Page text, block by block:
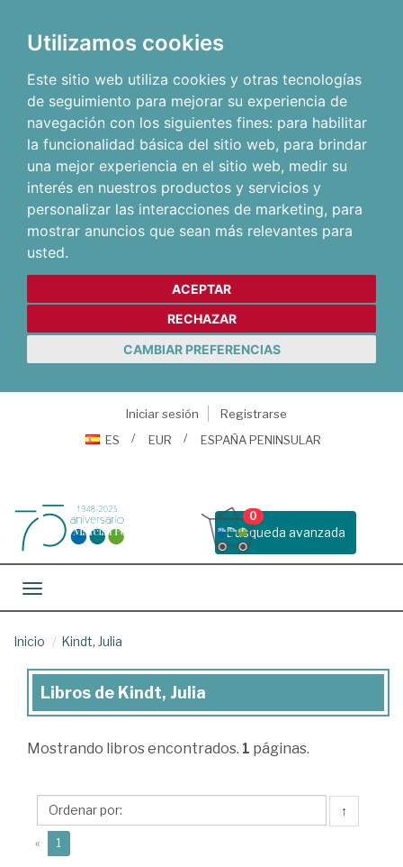
Utilizamos cookies
Este sitio web utiliza cookies y otras tecnologías
de seguimiento para mejorar su experiencia de
navegación con los siguientes fines: para habilitar
la funcionalidad básica del sitio web, para brindar
una mejor experiencia en el sitio web, medir su
interés en nuestros productos y servicios y
personalizar las interacciones de marketing, para
mostrar anuncios que sean más relevantes para
usted.
ACEPTAR
RECHAZAR
CAMBIAR PREFERENCIAS
Iniciar sesión
Registrarse
ES
EUR ESPAÑA PENINSULAR
Busqueda avanzada
0
Toggle navigation
Inicio Kindt, Julia
Libros
Kindt,
Libros de Kindt, Julia
Mostrando libros encontrados. 1 páginas.
↑
« 1